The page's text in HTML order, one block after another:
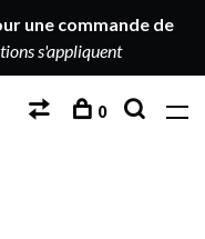
une commande de
s'appliquent
0